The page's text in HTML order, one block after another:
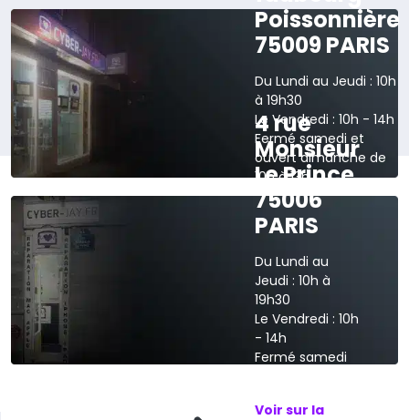
Poissonnière
75009 PARIS
Du Lundi au Jeudi : 10h
à 19h30
Le Vendredi : 10h - 14h
Fermé samedi et
ouvert dimanche de
10h à 13h
Voir sur la carte
4 rue
Monsieur
Le Prince
75006
PARIS
Du Lundi au
Jeudi : 10h à
19h30
Le Vendredi : 10h
- 14h
Fermé samedi
Voir sur la